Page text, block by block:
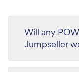
Will any
Jumpseller